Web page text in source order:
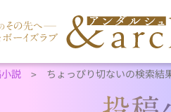
説 ちょっぴり切ないの検索結